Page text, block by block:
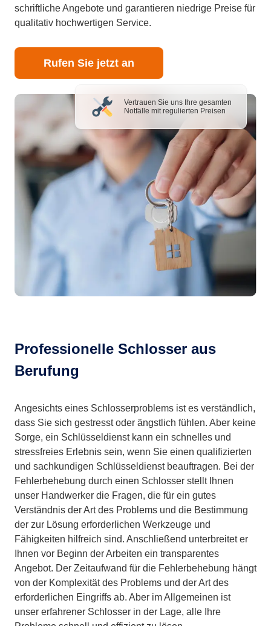
schriftliche Angebote und garantieren niedrige Preise für
qualitativ hochwertigen Service.
Rufen Sie jetzt an
Vertrauen Sie uns Ihre gesamten
Notfälle mit regulierten Preisen
Professionelle Schlosser aus
Berufung
Angesichts eines Schlosserproblems ist es verständlich,
dass Sie sich gestresst oder ängstlich fühlen. Aber keine
Sorge, ein Schlüsseldienst kann ein schnelles und
stressfreies Erlebnis sein, wenn Sie einen qualifizierten
und sachkundigen Schlüsseldienst beauftragen. Bei der
Fehlerbehebung durch einen Schlosser stellt Ihnen
unser Handwerker die Fragen, die für ein gutes
Verständnis der Art des Problems und die Bestimmung
der zur Lösung erforderlichen Werkzeuge und
Fähigkeiten hilfreich sind. Anschließend unterbreitet er
Ihnen vor Beginn der Arbeiten ein transparentes
Angebot. Der Zeitaufwand für die Fehlerbehebung hängt
von der Komplexität des Problems und der Art des
erforderlichen Eingriffs ab. Aber im Allgemeinen ist
unser erfahrener Schlosser in der Lage, alle Ihre